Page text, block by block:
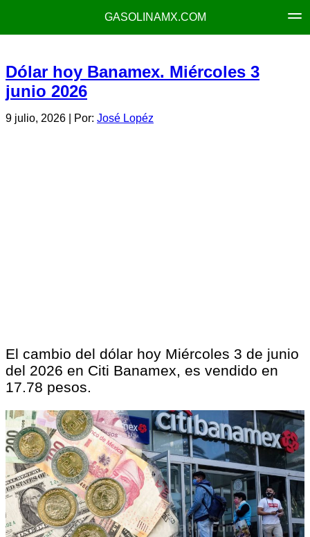
GASOLINAMX.COM
Dólar hoy Banamex. Miércoles 3
junio 2026
9 julio, 2026 | Por: José Lopéz
El cambio del dólar hoy Miércoles 3 de junio
del 2026 en Citi Banamex, es vendido en
17.78 pesos.